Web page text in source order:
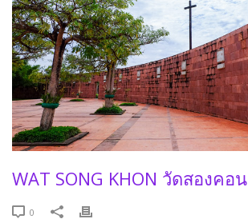
WAT SONG KHON วัดสองคอน
0